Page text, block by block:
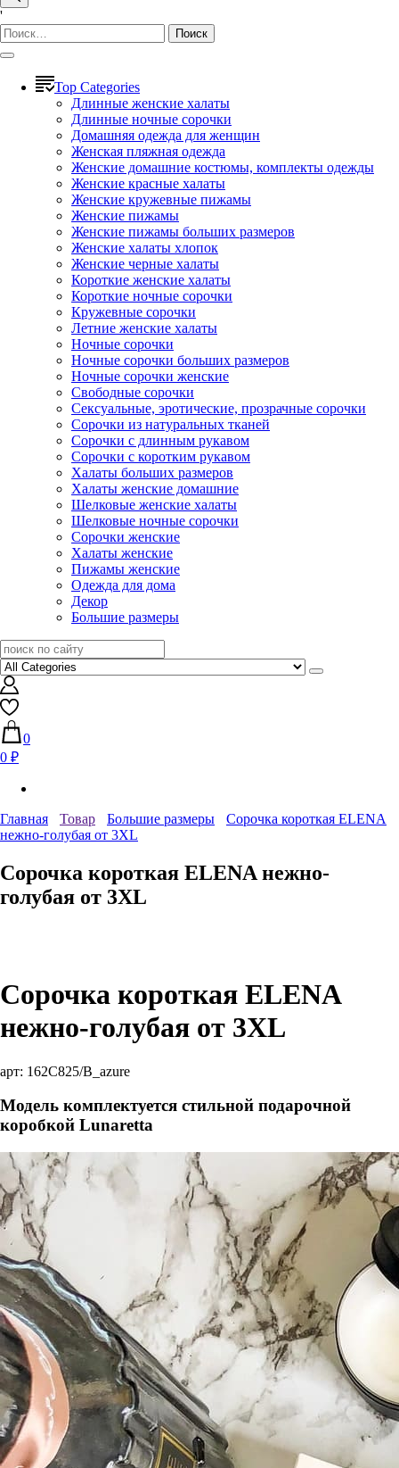
'
Найти:
Top Categories
Длинные женские халаты
Длинные ночные сорочки
Домашняя одежда для женщин
Женская пляжная одежда
Женские домашние костюмы, комплекты одежды
Женские красные халаты
Женские кружевные пижамы
Женские пижамы
Женские пижамы больших размеров
Женские халаты хлопок
Женские черные халаты
Короткие женские халаты
Короткие ночные сорочки
Кружевные сорочки
Летние женские халаты
Ночные сорочки
Ночные сорочки больших размеров
Ночные сорочки женские
Свободные сорочки
Сексуальные, эротические, прозрачные сорочки
Сорочки из натуральных тканей
Сорочки с длинным рукавом
Сорочки с коротким рукавом
Халаты больших размеров
Халаты женские домашние
Шелковые женские халаты
Шелковые ночные сорочки
Сорочки женские
Халаты женские
Пижамы женские
Одежда для дома
Декор
Большие размеры
0
0 ₽
Главная Товар Большие размеры
Сорочка короткая ELENA
нежно-голубая от 3XL
Сорочка короткая ELENA нежно-
голубая от 3XL
Сорочка короткая ELENA
нежно-голубая от 3XL
арт: 162C825/B_azure
Модель комплектуется стильной подарочной
коробкой Lunaretta